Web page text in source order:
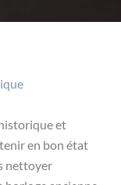
et
en bon état
nettoyer